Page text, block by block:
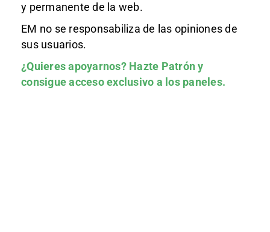
y permanente de la web.
EM no se responsabiliza de las opiniones de
sus usuarios.
¿Quieres apoyarnos? Hazte Patróny
consigue acceso exclusivo a los paneles.